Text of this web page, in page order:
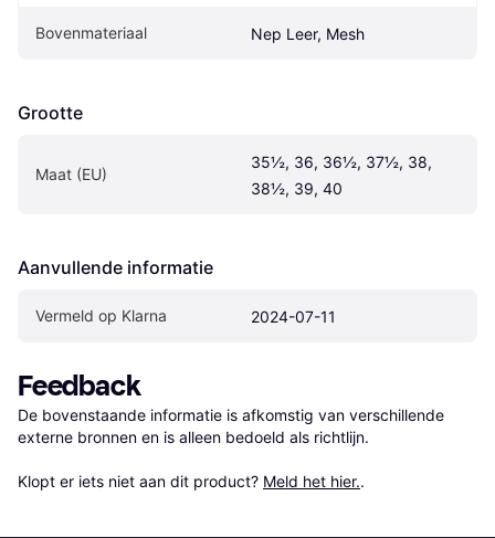
Bovenmateriaal Nep Leer, Mesh
Grootte
Maat (EU)
35½, 36, 36½, 37½, 38,
38½, 39, 40
Aanvullende informatie
Vermeld op Klarna 2024-07-11
Feedback
De bovenstaande informatie is afkomstig van verschillende
externe bronnen en is alleen bedoeld als richtlijn.
Klopt er iets niet aan dit product? Meld het hier..